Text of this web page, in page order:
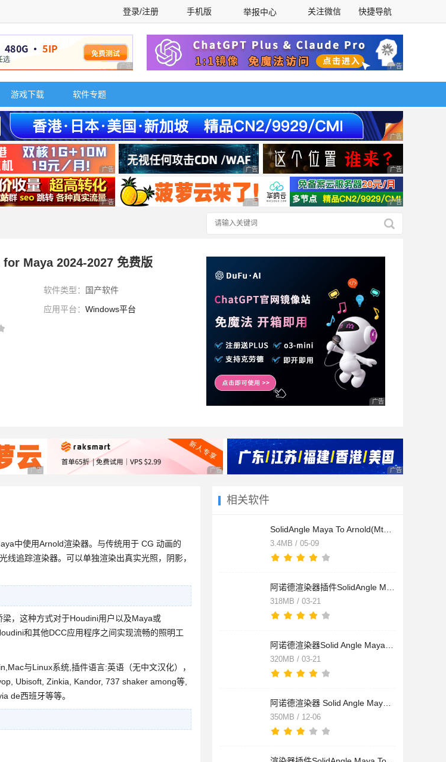
登录/注册 手机版 举报中心 关注微信 快捷导航
广告 商业广告，理性选择 广告 商业广告，理
游戏下载 软件专题
广告 商业广告，理
理性选择 广告 商业广告，理性选择 广告 商业广告，理性选择 广告 商业广告，理
理性选择 广告 商业广告，理性选择 广告 商业广告，理性选择 广告 商业广告，理
Maya 2024-2027 免费版
软件类型：
国产软件
应用平台： Windows平台
广告 商业广告，理性选择
广告 商业广告，理性选择 广告 商业广告，理性选择 广告 商业广告，理
相关软件
3.4MB / 05-09
318MB / 03-21
320MB / 03-21
350MB / 12-06
中使用Arnold渲染器。 与传统用于 CG 动画的
追踪渲染器。可以单独渲染出真实光照，阴影，
，这种方式对于Houdini用户以及Maya或
和其他DCC应用程序之间实现流畅的照明工
与Linux系统,插件语言:英语（无中文汉化），
Ubisoft, Zinkia, Kandor, 737 shaker among等,
de西班牙等等。